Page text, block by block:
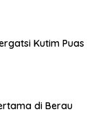
Kutim Puas
di Berau